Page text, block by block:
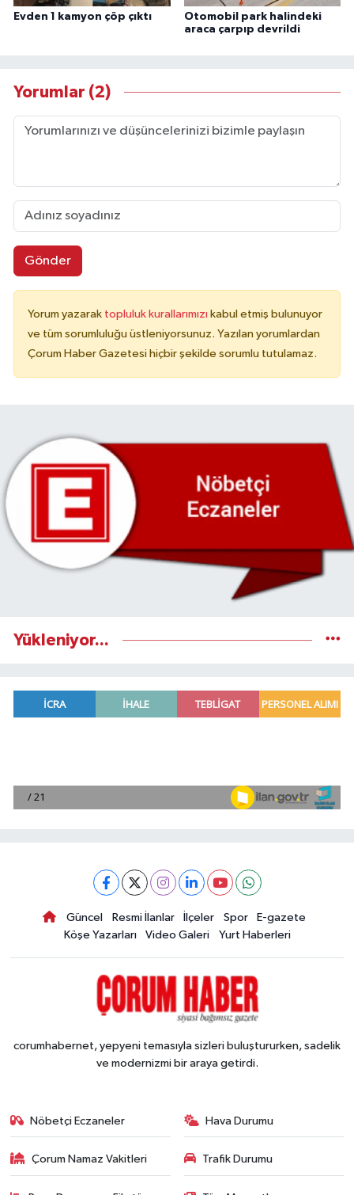
Evden 1 kamyon çöp çıktı
Otomobil park halindeki
araca çarpıp devrildi
Yorumlar (2)
Gönder
Yorum yazarak topluluk kurallarımızı kabul etmiş bulunuyor
ve tüm sorumluluğu üstleniyorsunuz. Yazılan yorumlardan
Çorum Haber Gazetesi hiçbir şekilde sorumlu tutulamaz.
Yükleniyor...
Güncel Resmi İlanlar İlçeler Spor
E-gazete
Köşe Yazarları
Video Galeri Yurt Haberleri
corumhabernet, yepyeni temasıyla sizleri buluştururken, sadelik
ve modernizmi bir araya getirdi.
Nöbetçi Eczaneler Hava Durumu
Çorum Namaz Vakitleri Trafik Durumu